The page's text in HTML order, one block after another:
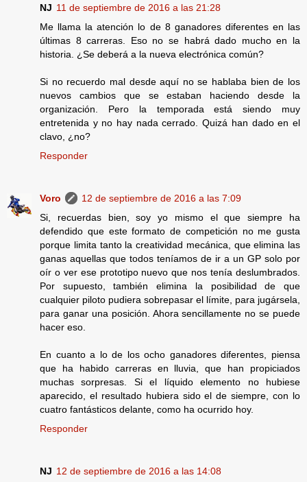
NJ 11 de septiembre de 2016 a las 21:28
Me llama la atención lo de 8 ganadores diferentes en las
últimas 8 carreras. Eso no se habrá dado mucho en la
historia. ¿Se deberá a la nueva electrónica común?
Si no recuerdo mal desde aquí no se hablaba bien de los
nuevos cambios que se estaban haciendo desde la
organización. Pero la temporada está siendo muy
entretenida y no hay nada cerrado. Quizá han dado en el
clavo, ¿no?
Responder
Voro
12 de septiembre de 2016 a las 7:09
Si, recuerdas bien, soy yo mismo el que siempre ha
defendido que este formato de competición no me gusta
porque limita tanto la creatividad mecánica, que elimina las
ganas aquellas que todos teníamos de ir a un GP solo por
oír o ver ese prototipo nuevo que nos tenía deslumbrados.
Por supuesto, también elimina la posibilidad de que
cualquier piloto pudiera sobrepasar el límite, para jugársela,
para ganar una posición. Ahora sencillamente no se puede
hacer eso.
En cuanto a lo de los ocho ganadores diferentes, piensa
que ha habido carreras en lluvia, que han propiciados
muchas sorpresas. Si el líquido elemento no hubiese
aparecido, el resultado hubiera sido el de siempre, con lo
cuatro fantásticos delante, como ha ocurrido hoy.
Responder
NJ 12 de septiembre de 2016 a las 14:08